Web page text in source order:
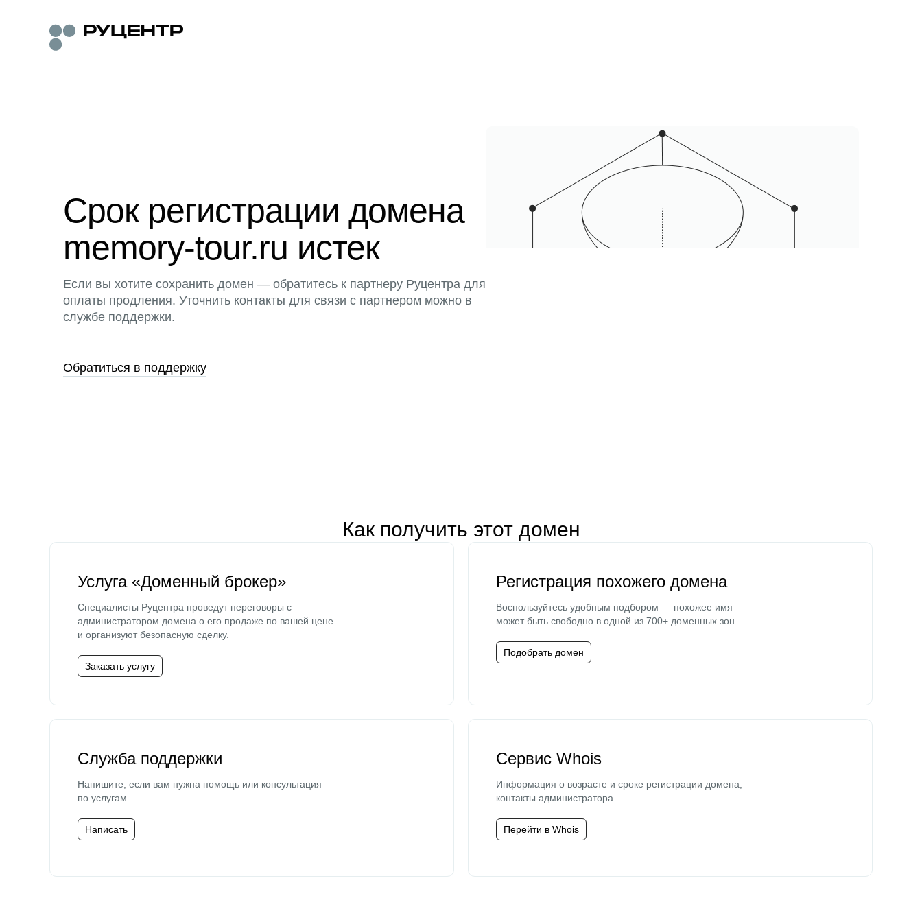
Срок регистрации домена
memory-tour.ru истек
Если вы хотите сохранить домен — обратитесь к партнеру Руцентра для
оплаты продления. Уточнить контакты для связи с партнером можно в
службе поддержки.
Обратиться в поддержку
Как получить этот домен
Услуга «Доменный брокер»
Специалисты Руцентра проведут переговоры с
администратором домена о его продаже по вашей цене
и организуют безопасную сделку.
Заказать услугу
Регистрация похожего домена
Воспользуйтесь удобным подбором — похожее имя
может быть свободно в одной из 700+ доменных зон.
Подобрать домен
Служба поддержки
Напишите, если вам нужна помощь или консультация
по услугам.
Написать
Сервис Whois
Информация о возрасте и сроке регистрации домена,
контакты администратора.
Перейти в Whois